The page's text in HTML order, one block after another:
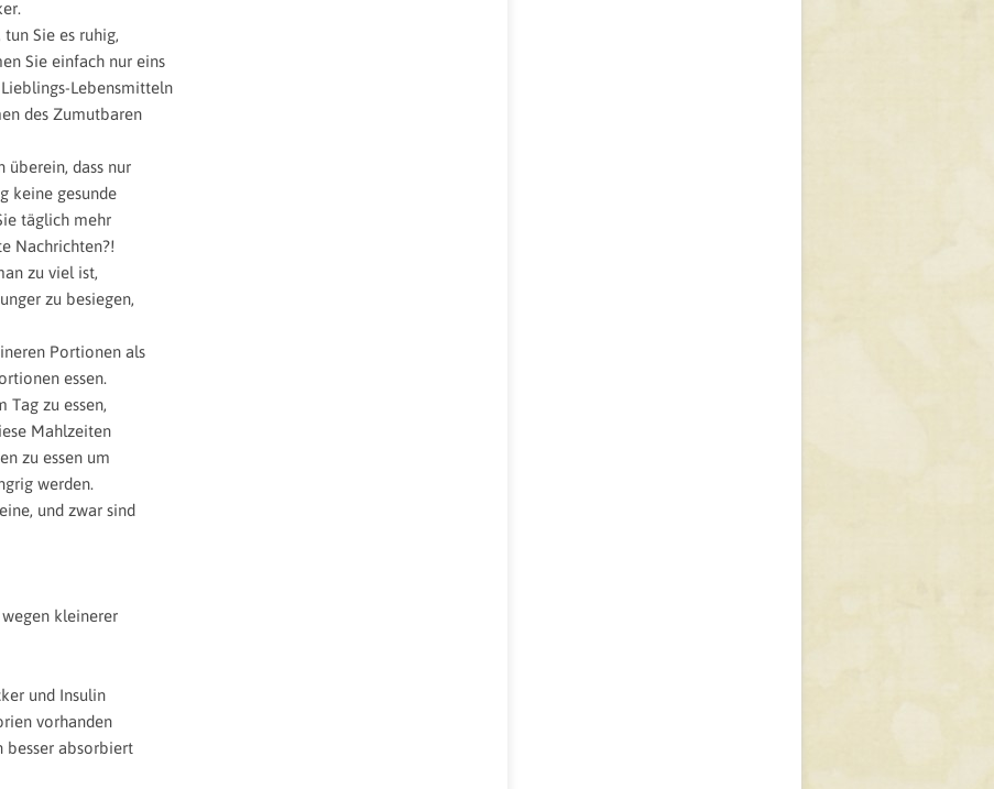
Sie es ruhig,
Sie einfach nur eins
Lebensmitteln
des Zumutbaren
überein, dass nur
keine gesunde
täglich mehr
Nachrichten?!
zu viel ist,
zu besiegen,
Portionen als
essen.
Tag zu essen,
Mahlzeiten
zu essen um
werden.
und zwar sind
kleinerer
und Insulin
vorhanden
besser absorbiert